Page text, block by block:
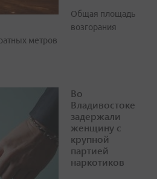
Общая площадь
возгорания
метров
Во
Владивостоке
задержали
женщину с
крупной
партией
наркотиков